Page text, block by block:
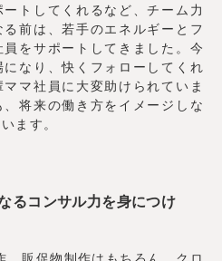
トしてくれるなど、チーム力
前は、若手のエネルギーとフ
をサポートしてきました。今
なり、快くフォローしてくれ
マ社員に大変助けられていま
将来の働き方をイメージしな
ます。
るコンサル力を身につけ